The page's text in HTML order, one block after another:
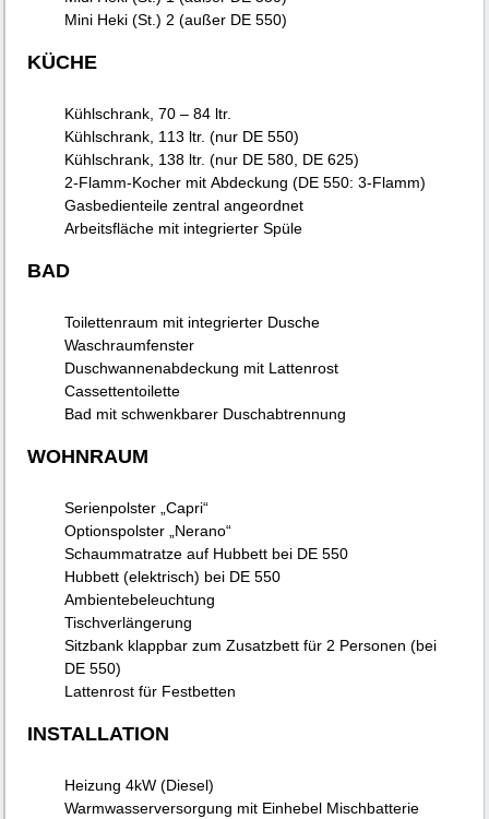
Mini Heki (St.) 2 (außer DE 550)
KÜCHE
Kühlschrank, 70 – 84 ltr.
Kühlschrank, 113 ltr. (nur DE 550)
Kühlschrank, 138 ltr. (nur DE 580, DE 625)
2-Flamm-Kocher mit Abdeckung (DE 550: 3-Flamm)
Gasbedienteile zentral angeordnet
Arbeitsfläche mit integrierter Spüle
BAD
Toilettenraum mit integrierter Dusche
Waschraumfenster
Duschwannenabdeckung mit Lattenrost
Cassettentoilette
Bad mit schwenkbarer Duschabtrennung
WOHNRAUM
Serienpolster „Capri“
Optionspolster „Nerano“
Schaummatratze auf Hubbett bei DE 550
Hubbett (elektrisch) bei DE 550
Ambientebeleuchtung
Tischverlängerung
Sitzbank klappbar zum Zusatzbett für 2 Personen (bei
DE 550)
Lattenrost für Festbetten
INSTALLATION
Heizung 4kW (Diesel)
Warmwasserversorgung mit Einhebel Mischbatterie